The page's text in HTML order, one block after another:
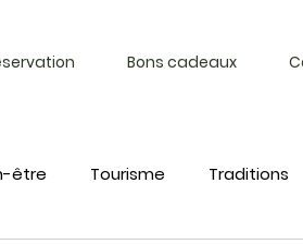
Bons cadeaux
être Tourisme Traditions